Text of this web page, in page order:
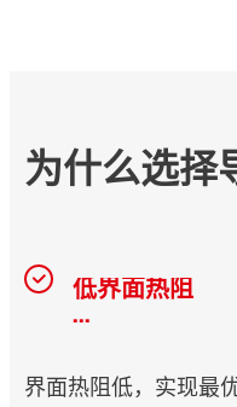
为什么选择
低界面热阻
...
界面热阻低，实现最